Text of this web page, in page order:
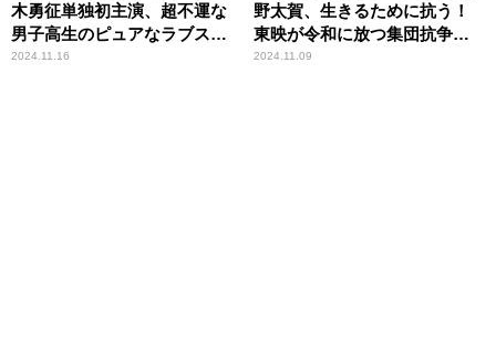
木勇征単独初主演、超不運な
男子高生のピュアなラブスト
ーリー
2024.11.16
野太賀、生きるために抗う！
東映が令和に放つ集団抗争時
代劇
2024.11.09